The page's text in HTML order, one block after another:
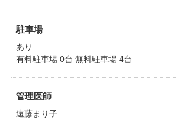
駐車場
あり
有料駐車場 0台 無料駐車場 4台
管理医師
遠藤まり子